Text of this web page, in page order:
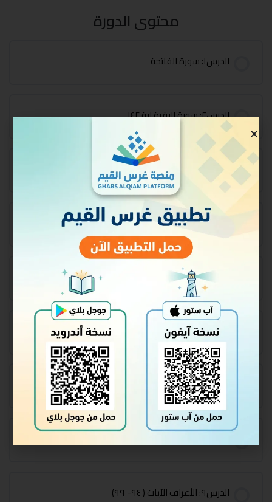
محتوى الدورة
الدرس١: سورة الفاتحة
الدرس٢: سورة البقرة آية ١٤٢
الدرس٣: آل عمران الآيات ( ٣٣- ٥١)
الدرس٤: آل عمران الآيات(٩٨-١٠٣)
الدرس٥: النساء الآيات ( ٦٦- ٧٠)
الدرس٦: النساء الآيات ( ١٧٤- ١٧٥)
الدرس٧: الأنعام الآيات ( ٧٤- ٩٠)
الدرس٩: الأعراف الآيات ( ٩٤- ٩٩)